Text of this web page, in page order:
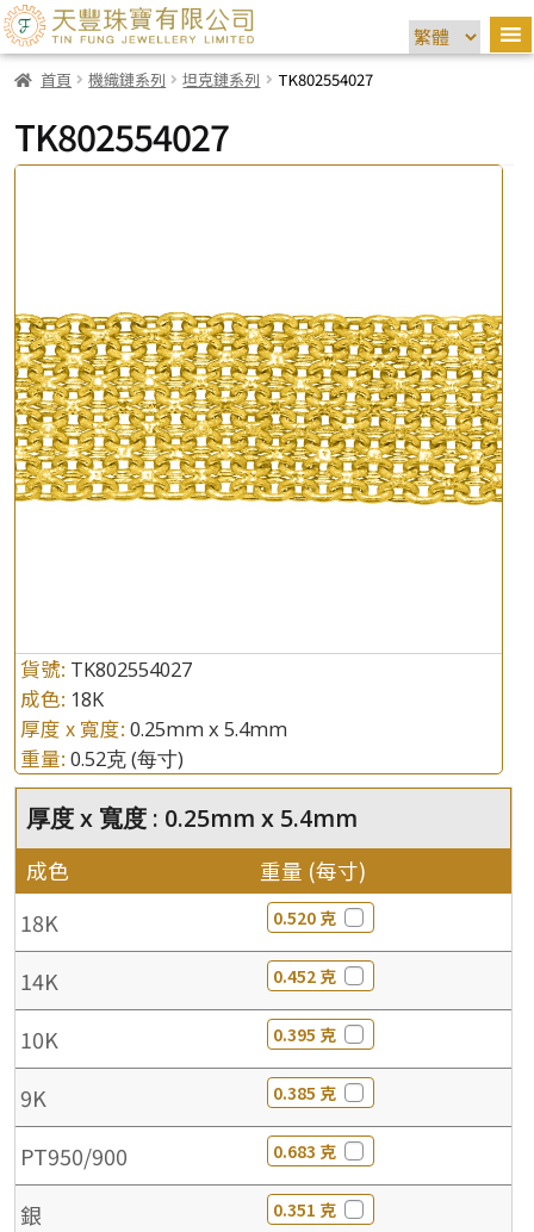
首頁 機織鏈系列 坦克鏈系列 TK802554027
TK802554027
貨號: TK802554027
成色: 18K
厚度 x 寬度: 0.25mm x 5.4mm
重量: 0.52克(每寸)
厚度 x 寬度 : 0.25mm x 5.4mm
成色 重量 (每寸)
18K 0.520 克
14K 0.452 克
10K 0.395 克
9K 0.385 克
PT950/900 0.683 克
銀 0.351 克